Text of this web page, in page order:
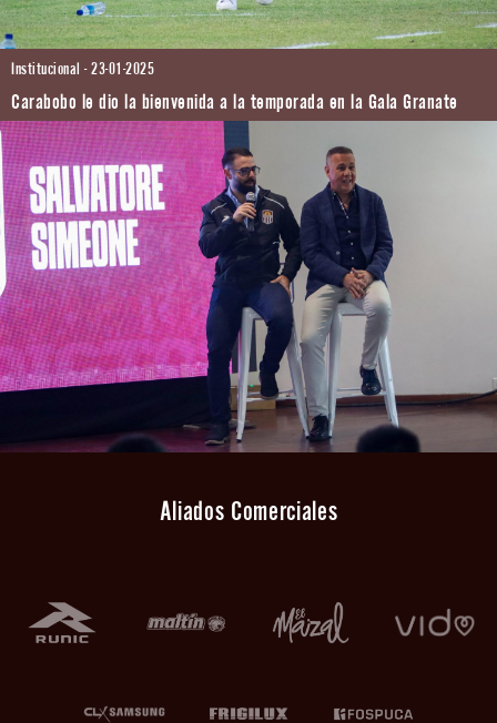
Institucional - 23-01-2025
Carabobo le dio la bienvenida a la temporada en la Gala Granate
Aliados Comerciales